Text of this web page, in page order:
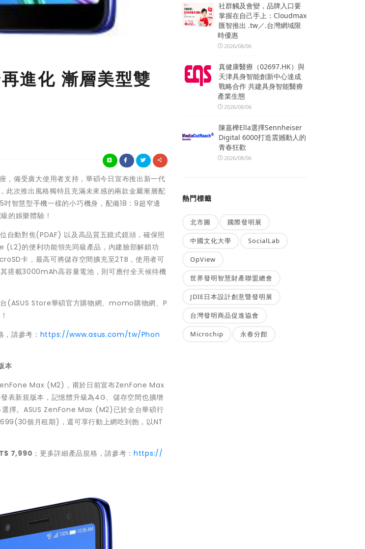
進化 漸層美型雙
備受廣大使用者支持，華碩今日宣布推出新一代
次推出風格獨特且充滿未來感的兩款金屬漸層配
智慧型手機一樣的小巧機身，配備18：9超窄邊
的娛樂體驗！
動對焦(PDAF) 以及高品質五鏡式鏡頭，確保照
(L2)的便利功能領先同級產品，內建臉部解鎖功
卡，最高可將儲存空間擴充至2TB，使用者可
搭載3000mAh高容量電池，則可應付全天候待機
(ASUS Store華碩官方購物網、momo購物網、P
請參考： https://www.asus.com/tw/Phon
本
Max (M2)，甫於日前宣布ZenFone Max
表新規版本，記憶體升級為4G、儲存空間也擴增
擇。ASUS ZenFone Max (M2)已於全台華碩行
個月租期)，還可享行動上網吃到飽，以NT
7,990 ；更多詳細產品規格，請參考：https://
社群觸及會變，品牌入口要
掌握在自己手上：Cloudmax
匯智推出 .tw／.台灣網域限
時優惠
2026/08/06
真健康醫療（02697.HK）與
天津具身智能創新中心達成
戰略合作 共建具身智能醫療
產業生態
2026/08/06
陳嘉樺Ella選擇Sennheiser
Digital 6000打造震撼動人的
青春狂歡
2026/08/06
熱門標籤
北市圖 國際發明展
中國文化大學 SocialLab
OpView
世界發明智慧財產聯盟總會
JDIE日本設計創意暨發明展
台灣發明商品促進協會
Microchip 永春分館